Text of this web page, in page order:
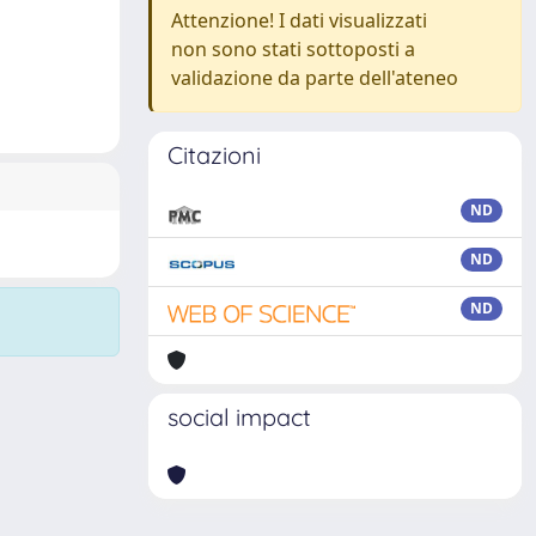
Attenzione! I dati visualizzati
non sono stati sottoposti a
validazione da parte dell'ateneo
Citazioni
ND
ND
ND
social impact